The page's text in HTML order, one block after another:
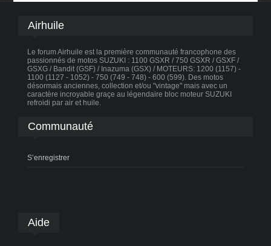
Airhuile
Le forum Airhuile est la première communauté francophone des
passionnés de motos SUZUKI : 1100 GSXR / 750 GSXR / GSXF /
GSXG / Bandit (GSF) / Inazuma (GSX) / MOTEURS: 1200 (1157) -
1100 (1127 - 1052) - 750 (749 - 748) - 600 (599). Des motos
désormais anciennes, collection et/ou "vintage" mais avec un
caractère incroyable graçe au légendaire bloc moteur SUZUKI
refroidi par air et huile.
Communauté
S’enregistrer
Aide